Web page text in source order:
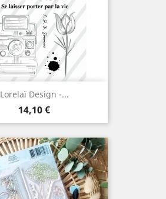
Lorelaï Design -...
Prix
14,10 €